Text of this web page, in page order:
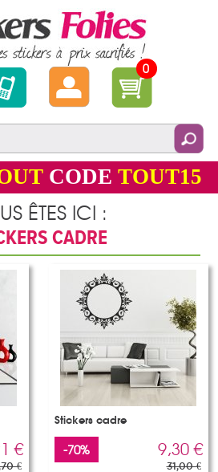
0
CODE TOUT15
ÊTES ICI :
CADRE
€
€
Stickers cadre
-70% 9,30 €
31,00 €